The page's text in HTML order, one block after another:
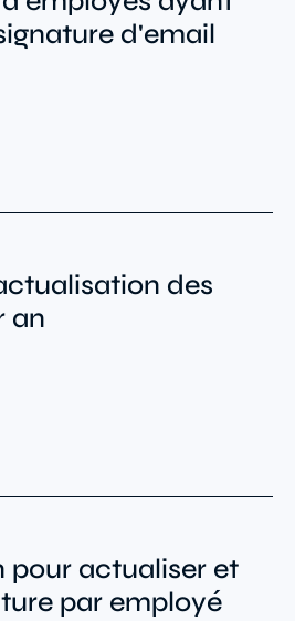
d'email
des
an
pour actualiser et
par employé